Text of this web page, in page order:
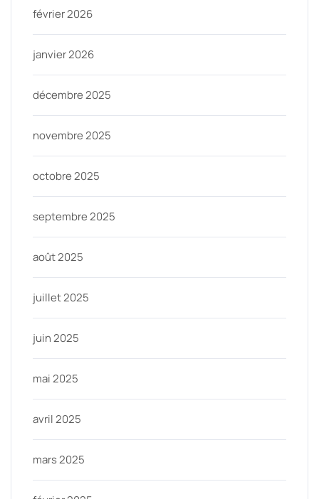
février 2026
janvier 2026
décembre 2025
novembre 2025
octobre 2025
septembre 2025
août 2025
juillet 2025
juin 2025
mai 2025
avril 2025
mars 2025